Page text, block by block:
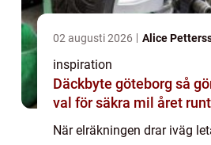
02 augusti 2026 Alice
inspiration
Däckbyte göteborg så gör du smarta
val för säkra mil året runt
När elräkningen drar iväg